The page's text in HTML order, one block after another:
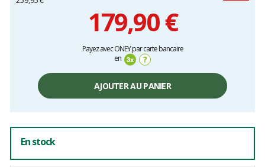
179,90 €
Payez avec ONEY par carte bancaire
en
?
AJOUTER AU PANIER
En stock